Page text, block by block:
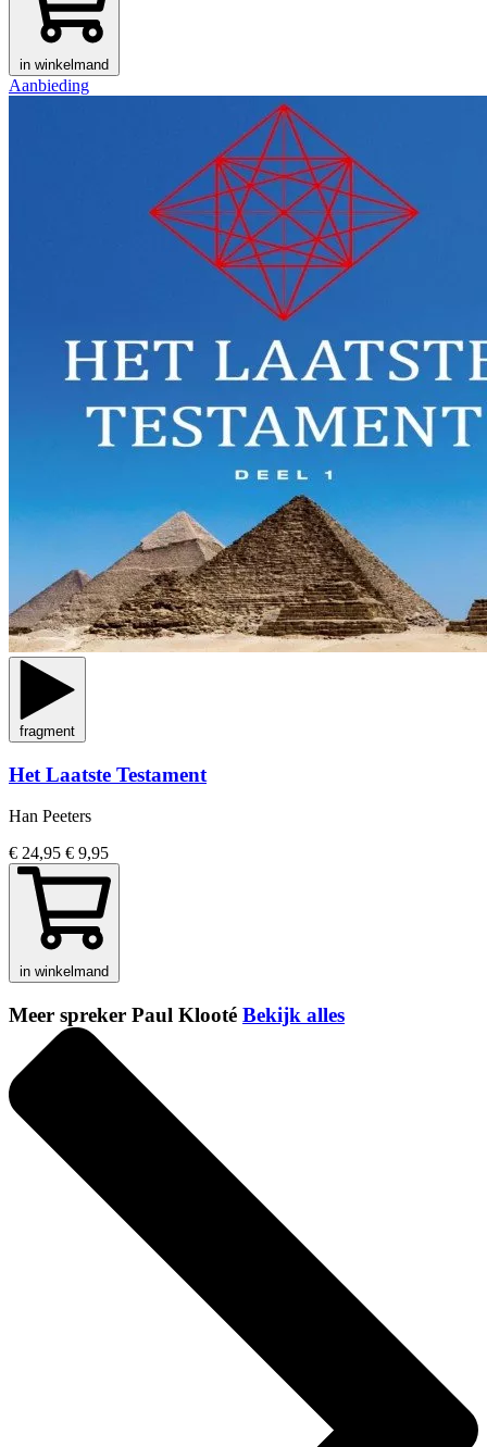
in winkelmand
Aanbieding
fragment
Het Laatste Testament
Han Peeters
€ 24,95 € 9,95
in winkelmand
Meer spreker Paul Klooté Bekijk alles